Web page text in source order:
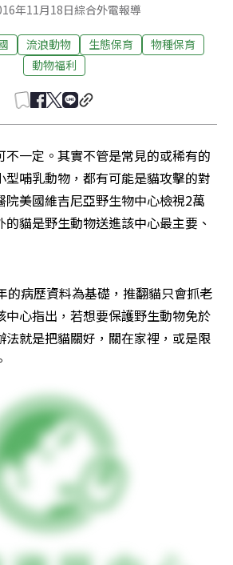
年11月18日綜合外電報導
流浪動物 生態保育
物種保育
動物福利
不一定。其實不管是常見的或稀有的
型哺乳動物，都有可能是貓攻擊的對
院美國維吉尼亞野生物中心檢視2萬
貓是野生動物送進該中心最主要、
的病歷資料為基礎，推翻貓只會抓老
中心指出，若想要保護野生動物免於
法就是把貓關好，關在家裡，或是限